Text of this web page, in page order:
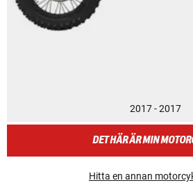
2017 - 2017
DET HÄR ÄR MIN
Hitta en annan